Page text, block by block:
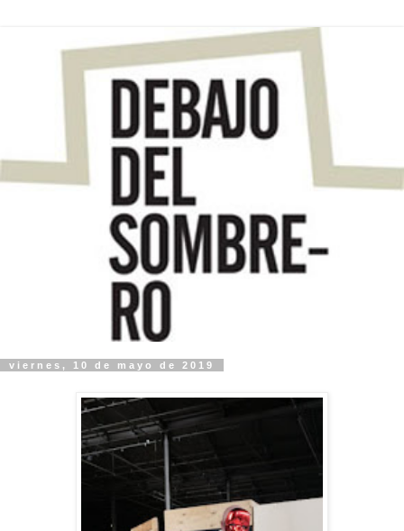
viernes, 10 de mayo de 2019